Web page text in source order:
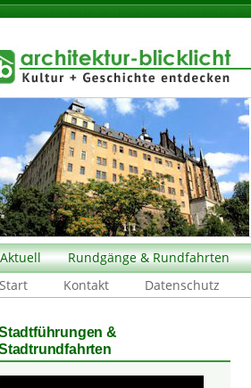
Aktuell Rundgänge & Rundfahrten
Start
Kontakt Datenschutz
&